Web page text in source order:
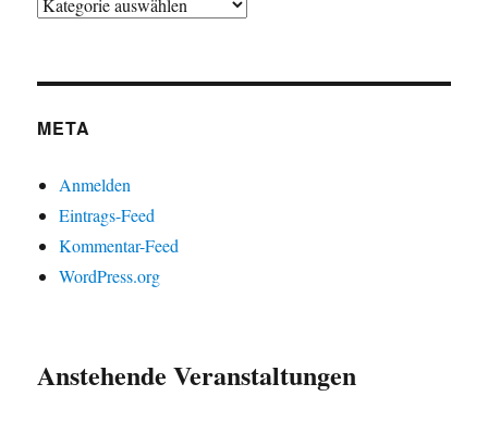
META
Anmelden
Eintrags-Feed
Kommentar-Feed
WordPress.org
Anstehende Veranstaltungen